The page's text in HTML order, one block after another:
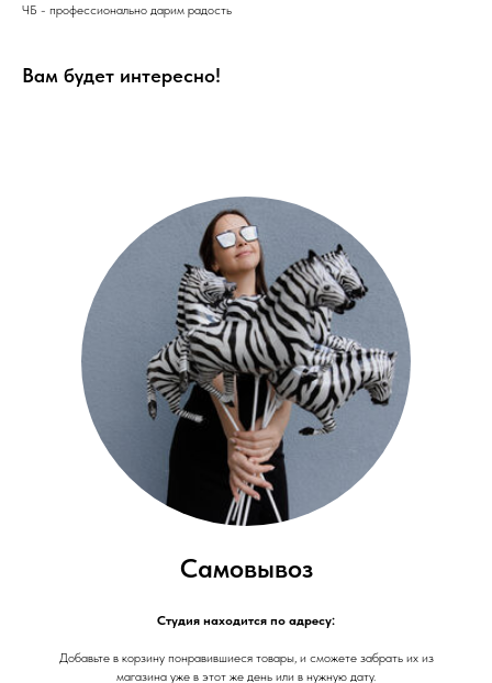
ЧБ - профессионально дарим радость
Вам будет интересно!
Самовывоз
Студия находится по адресу:
Добавьте в корзину понравившиеся товары, и сможете забрать их из
магазина уже в этот же день или в нужную дату.